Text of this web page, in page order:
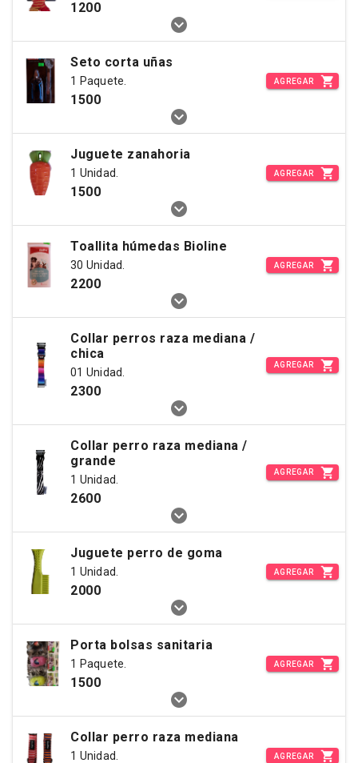
1200
Seto corta uñas
1 Paquete.
1500
AGREGAR
Juguete zanahoria
1 Unidad.
1500
AGREGAR
Toallita húmedas Bioline
30 Unidad.
2200
AGREGAR
Collar perros raza mediana /
chica
01 Unidad.
2300
AGREGAR
Collar perro raza mediana /
grande
1 Unidad.
2600
AGREGAR
Juguete perro de goma
1 Unidad.
2000
AGREGAR
Porta bolsas sanitaria
1 Paquete.
1500
AGREGAR
Collar perro raza mediana
1 Unidad. AGREGAR